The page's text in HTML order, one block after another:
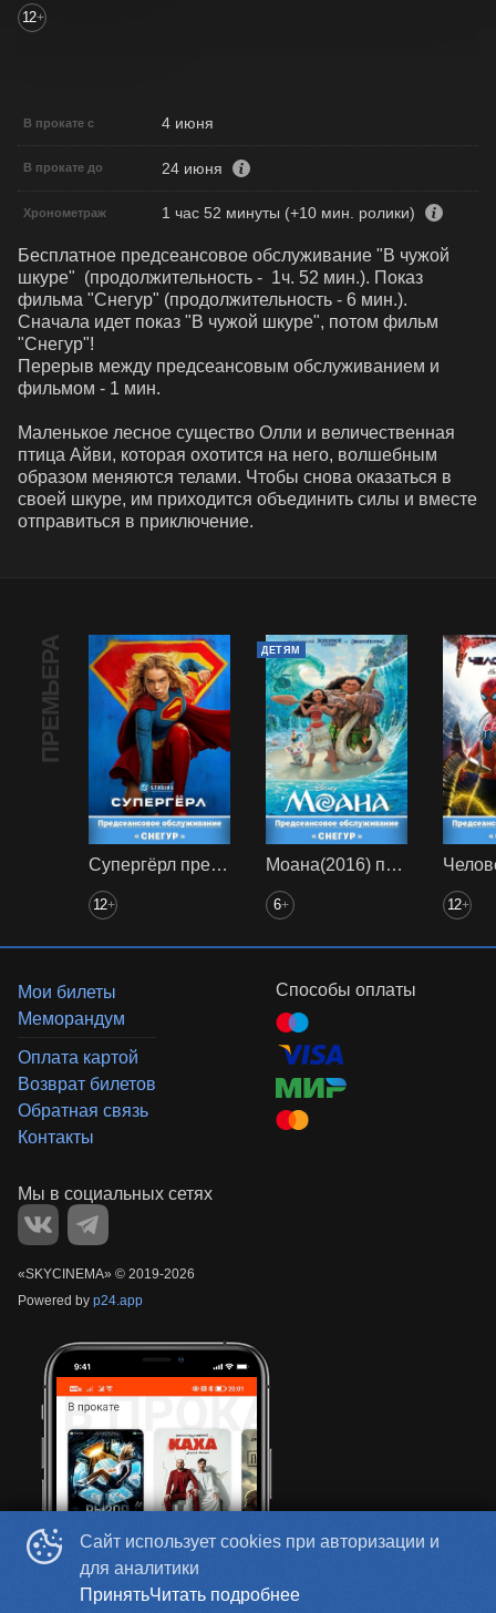
12+
В прокате с 4 июня
В прокате до 24 июня
Хронометраж 1 час 52 минуты (+10 мин. ролики)
Бесплатное предсеансовое обслуживание "В чужой
шкуре"  (продолжительность -  1ч. 52 мин.). Показ
фильма "Снегур" (продолжительность - 6 мин.).
Сначала идет показ "В чужой шкуре", потом фильм
"Снегур"!
Перерыв между предсеансовым обслуживанием и
фильмом - 1 мин.
Маленькое лесное существо Олли и величественная
птица Айви, которая охотится на него, волшебным
образом меняются телами. Чтобы снова оказаться в
своей шкуре, им приходится объединить силы и вместе
отправиться в приключение.
ПРЕМЬЕРА
Супергёрл предс. обсл. Снегур
12+
ДЕТЯМ
Моана(2016) предс. обсл. Снегур
6+ 12+
Сайт использует cookies при авторизации и
для аналитики
ПринятьЧитать подробнее
Мои билеты
Меморандум
Оплата картой
Возврат билетов
Обратная связь
Контакты
Способы оплаты
«‎SKYCINEMA» © 2019-2026
Powered by p24.app